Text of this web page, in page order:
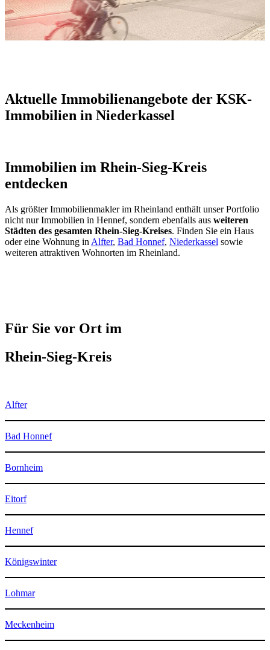
Aktuelle Immobilienangebote der KSK-
Immobilien in Niederkassel
Immobilien im Rhein-Sieg-Kreis
entdecken
Als größter Immobilienmakler im Rheinland enthält unser Portfolio
nicht nur Immobilien in Hennef, sondern ebenfalls aus weiteren
Städten des gesamten Rhein-Sieg-Kreises. Finden Sie ein Haus
oder eine Wohnung in Alfter, Bad Honnef, Niederkassel sowie
weiteren attraktiven Wohnorten im Rheinland.
Für Sie vor Ort im
Rhein-Sieg-Kreis
Alfter
Bad Honnef
Bornheim
Eitorf
Hennef
Königswinter
Lohmar
Meckenheim